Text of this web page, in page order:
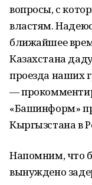
вопросы, с
властям.
ближайшее
Казахстана
проезда наших
—
«Башинформ»
Кыргызстана в
Напомним, что
вынуждено